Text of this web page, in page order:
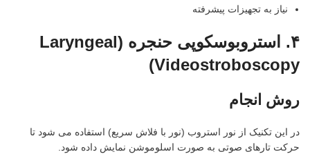
نیاز به تجهیزات پیشرفته
۴. استروبوسکوپی حنجره
(Laryngeal
Videostroboscopy)
روش انجام
در این تکنیک از نور استروب (نور با فلاش سریع) استفاده می شود تا
حرکت تارهای صوتی به صورت اسلوموشن نمایش داده شود.